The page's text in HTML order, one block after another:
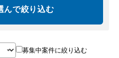
んで絞り込む
募集中案件に絞り込む